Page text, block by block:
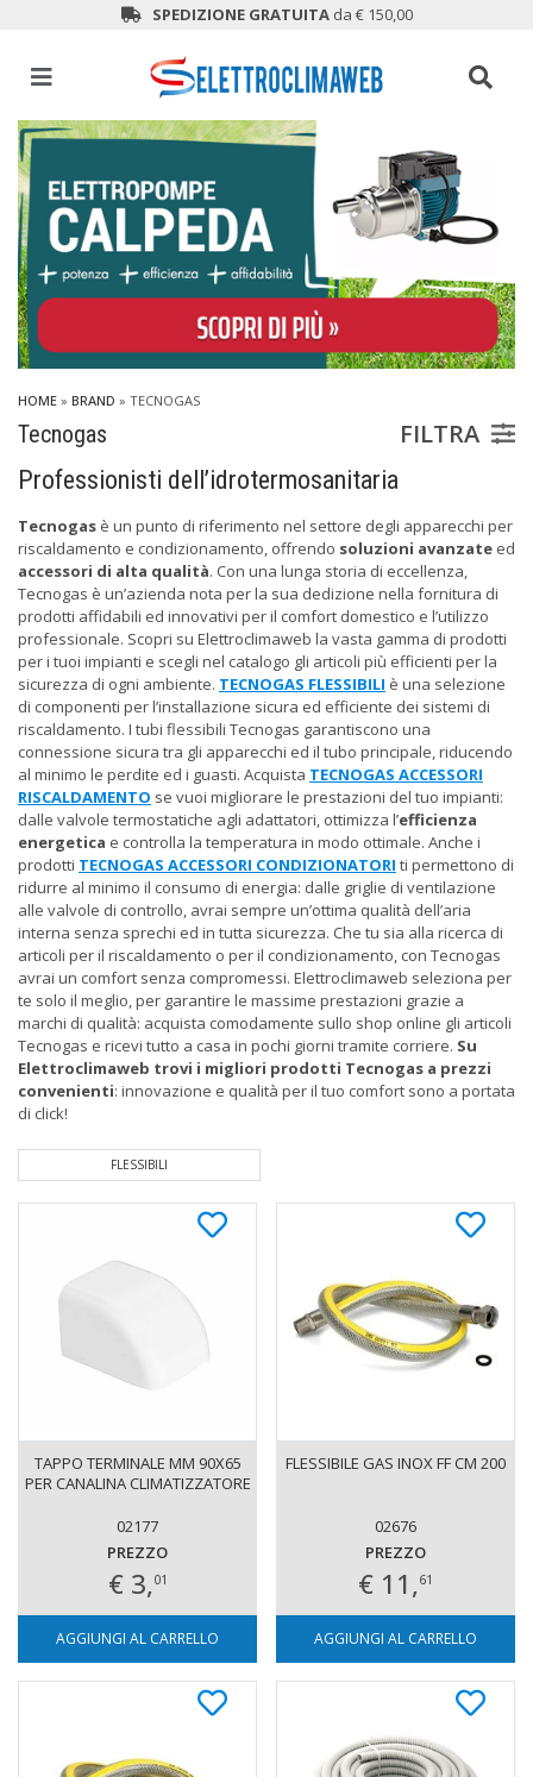
SPEDIZIONE GRATUITAda € 150,00
HOME » BRAND » TECNOGAS
Tecnogas FILTRA
Professionisti dell’idrotermosanitaria
Tecnogas è un punto di riferimento nel settore degli apparecchi per
riscaldamento e condizionamento, offrendo soluzioni avanzate ed
accessori di alta qualità. Con una lunga storia di eccellenza,
Tecnogas è un’azienda nota per la sua dedizione nella fornitura di
prodotti affidabili ed innovativi per il comfort domestico e l’utilizzo
professionale. Scopri su Elettroclimaweb la vasta gamma di prodotti
per i tuoi impianti e scegli nel catalogo gli articoli più efficienti per la
sicurezza di ogni ambiente. TECNOGAS FLESSIBILI è una selezione
di componenti per l’installazione sicura ed efficiente dei sistemi di
riscaldamento. I tubi flessibili Tecnogas garantiscono una
connessione sicura tra gli apparecchi ed il tubo principale, riducendo
al minimo le perdite ed i guasti. Acquista TECNOGAS ACCESSORI
RISCALDAMENTO se vuoi migliorare le prestazioni del tuo impianti:
dalle valvole termostatiche agli adattatori, ottimizza l’efficienza
energetica e controlla la temperatura in modo ottimale. Anche i
prodotti TECNOGAS ACCESSORI CONDIZIONATORI ti permettono di
ridurre al minimo il consumo di energia: dalle griglie di ventilazione
alle valvole di controllo, avrai sempre un’ottima qualità dell’aria
interna senza sprechi ed in tutta sicurezza. Che tu sia alla ricerca di
articoli per il riscaldamento o per il condizionamento, con Tecnogas
avrai un comfort senza compromessi. Elettroclimaweb seleziona per
te solo il meglio, per garantire le massime prestazioni grazie a
marchi di qualità: acquista comodamente sullo shop online gli articoli
Tecnogas e ricevi tutto a casa in pochi giorni tramite corriere. Su
Elettroclimaweb trovi i migliori prodotti Tecnogas a prezzi
convenienti: innovazione e qualità per il tuo comfort sono a portata
di click!
FLESSIBILI
TAPPO TERMINALE MM 90X65
PER CANALINA CLIMATIZZATORE
02177
PREZZO
€ 3,01
AGGIUNGI AL CARRELLO
FLESSIBILE GAS INOX FF CM 200
02676
PREZZO
€ 11,61
AGGIUNGI AL CARRELLO